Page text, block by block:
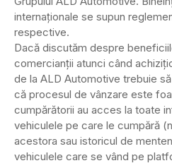
internaţionale se supun
respective.
Dacă discutăm despre
comercianţii atunci când
de la ALD Automotive trebuie
că procesul de vânzare este
cumpărătorii au acces la toate
vehiculele pe care le cumpără
acestora sau istoricul de
vehiculele care se vând pe